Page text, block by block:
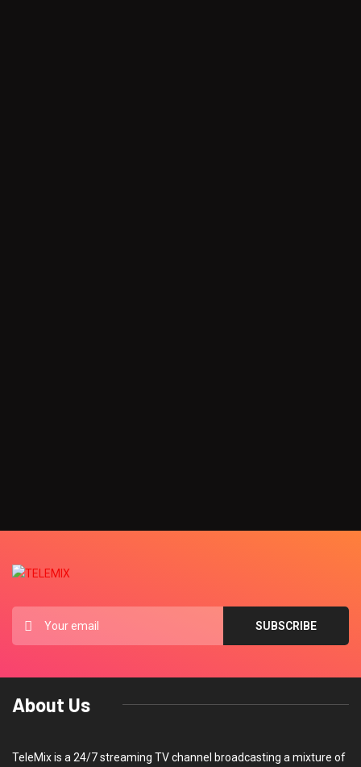
About Us
TeleMix is a 24/7 streaming TV channel broadcasting a mixture of